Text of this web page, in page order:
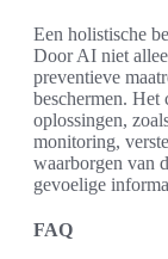
Een holistische
Door AI niet
preventieve
beschermen.
oplossingen,
monitoring,
waarborgen van
gevoelige
FAQ